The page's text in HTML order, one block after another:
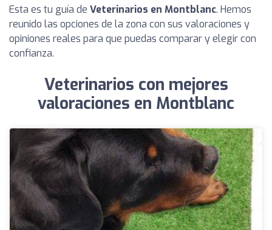
Esta es tu guía de Veterinarios en Montblanc. Hemos
reunido las opciones de la zona con sus valoraciones y
opiniones reales para que puedas comparar y elegir con
confianza.
Veterinarios con mejores
valoraciones en Montblanc